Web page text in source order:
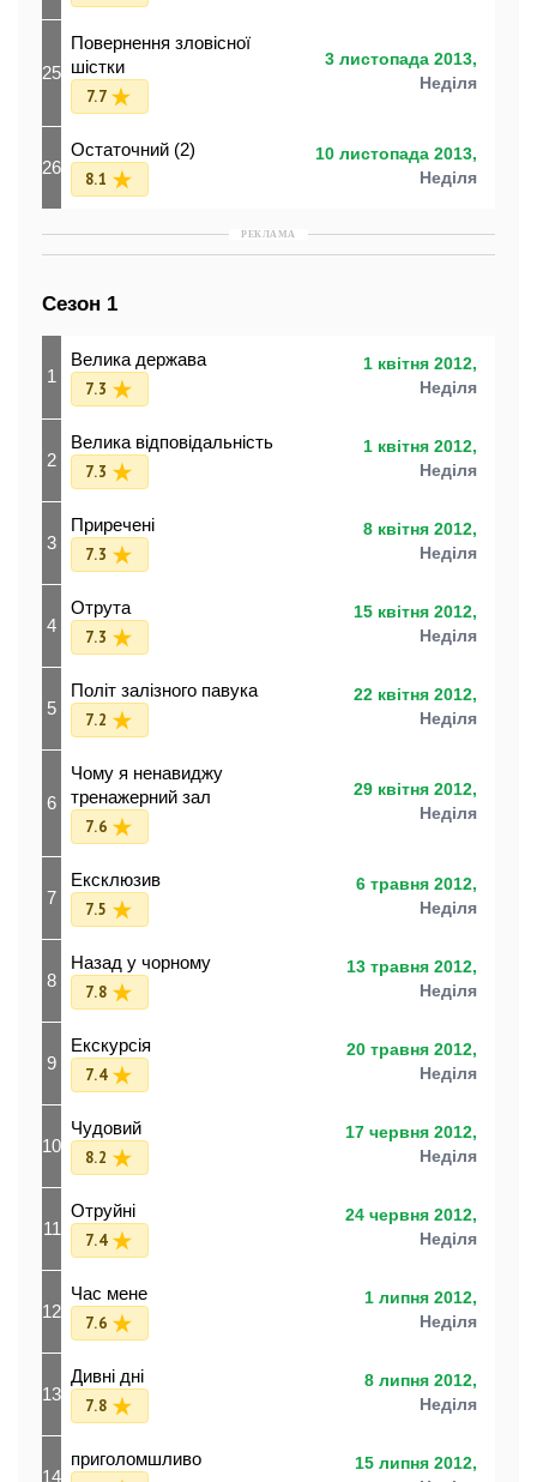
25
Повернення зловісної
шістки
7.7
3 листопада 2013,
Неділя
26
Остаточний (2)
8.1
10 листопада 2013,
Неділя
РЕКЛАМА
Сезон 1
1
Велика держава
7.3
1 квітня 2012,
Неділя
2
Велика відповідальність
7.3
1 квітня 2012,
Неділя
3
Приречені
7.3
8 квітня 2012,
Неділя
4
Отрута
7.3
15 квітня 2012,
Неділя
5
Політ залізного павука
7.2
22 квітня 2012,
Неділя
6
Чому я ненавиджу
тренажерний зал
7.6
29 квітня 2012,
Неділя
7
Ексклюзив
7.5
6 травня 2012,
Неділя
8
Назад у чорному
7.8
13 травня 2012,
Неділя
9
Екскурсія
7.4
20 травня 2012,
Неділя
10
Чудовий
8.2
17 червня 2012,
Неділя
11
Отруйні
7.4
24 червня 2012,
Неділя
12
Час мене
7.6
1 липня 2012,
Неділя
13
Дивні дні
7.8
8 липня 2012,
Неділя
14
приголомшливо
15 липня 2012,